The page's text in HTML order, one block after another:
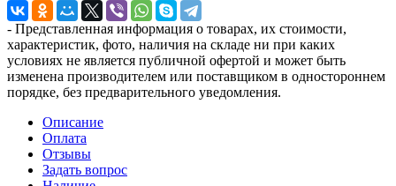
- Представленная информация о товарах, их стоимости,
характеристик, фото, наличия на складе ни при каких
условиях не является публичной офертой и может быть
изменена производителем или поставщиком в одностороннем
порядке, без предварительного уведомления.
Описание
Оплата
Отзывы
Задать вопрос